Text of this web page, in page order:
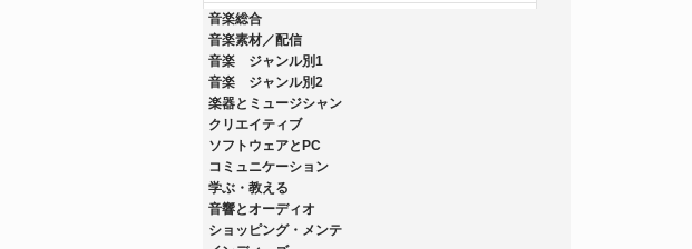
音楽総合
音楽素材／配信
音楽 ジャンル別1
音楽 ジャンル別2
楽器とミュージシャン
クリエイティブ
ソフトウェアとPC
コミュニケーション
学ぶ・教える
音響とオーディオ
ショッピング・メンテ